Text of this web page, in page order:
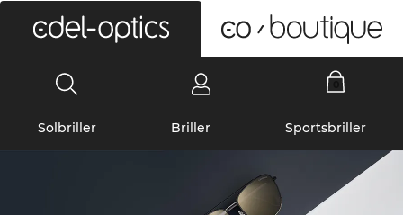
Solbriller Briller Sportsbriller